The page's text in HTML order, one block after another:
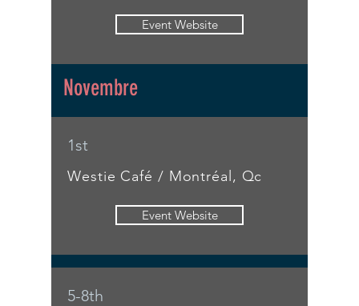
Event Website
Novembre
1st
Westie Café / Montréal, Qc
Event Website
5-8th